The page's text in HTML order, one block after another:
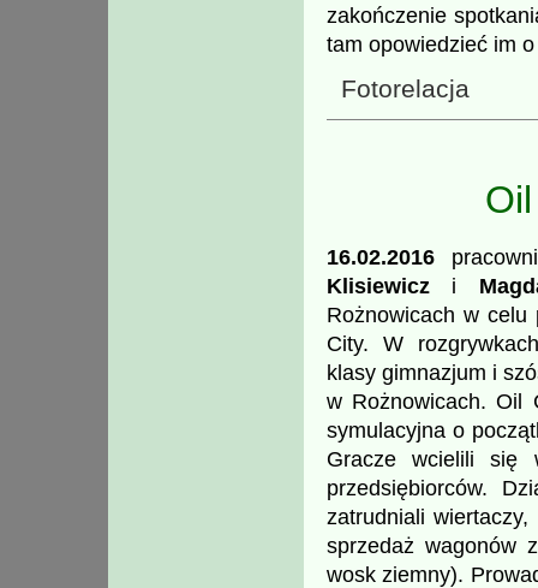
zakończenie
tam opowiedzieć im
Fotorelacja
16.02.2016
Klisiewiczi
Rożnowicach w celu
City. W
klasy gimnazjum i
w Rożnowicach. Oil
symulacyjna o
Gracze wcielili się
przedsiębiorców.
zatrudniali
sprzedaż wagonów
wosk ziemny).